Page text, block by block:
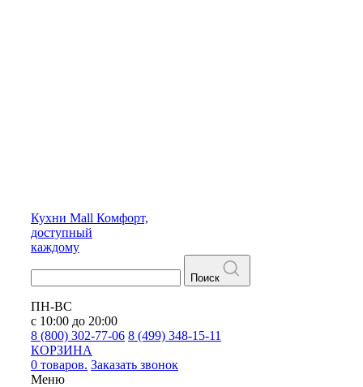
Кухни Mall Комфорт,
доступный
каждому
Поиск
ПН-ВС
с 10:00 до 20:00
8 (800) 302-77-06 8 (499) 348-15-11
КОРЗИНА
0 товаров. Заказать звонок
Меню